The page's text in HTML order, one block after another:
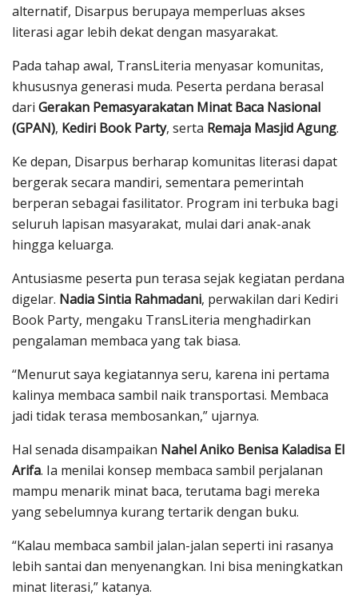
alternatif, Disarpus berupaya memperluas akses
literasi agar lebih dekat dengan masyarakat.
Pada tahap awal, TransLiteria menyasar komunitas,
khususnya generasi muda. Peserta perdana berasal
dari Gerakan Pemasyarakatan Minat Baca Nasional
(GPAN), Kediri Book Party, serta Remaja Masjid Agung.
Ke depan, Disarpus berharap komunitas literasi dapat
bergerak secara mandiri, sementara pemerintah
berperan sebagai fasilitator. Program ini terbuka bagi
seluruh lapisan masyarakat, mulai dari anak-anak
hingga keluarga.
Antusiasme peserta pun terasa sejak kegiatan perdana
digelar. Nadia Sintia Rahmadani, perwakilan dari Kediri
Book Party, mengaku TransLiteria menghadirkan
pengalaman membaca yang tak biasa.
“Menurut saya kegiatannya seru, karena ini pertama
kalinya membaca sambil naik transportasi. Membaca
jadi tidak terasa membosankan,” ujarnya.
Hal senada disampaikan Nahel Aniko Benisa Kaladisa El
Arifa. Ia menilai konsep membaca sambil perjalanan
mampu menarik minat baca, terutama bagi mereka
yang sebelumnya kurang tertarik dengan buku.
“Kalau membaca sambil jalan-jalan seperti ini rasanya
lebih santai dan menyenangkan. Ini bisa meningkatkan
minat literasi,” katanya.